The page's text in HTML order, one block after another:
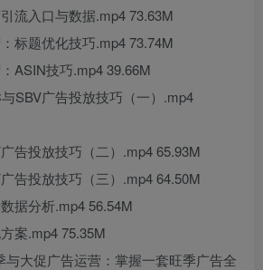
流入口与数据.mp4 73.63M
标题优化技巧.mp4 73.74M
ASIN技巧.mp4 39.66M
SBV广告投放技巧（一）.mp4
告投放技巧（二）.mp4 65.93M
告投放技巧（三）.mp4 64.50M
据分析.mp4 56.54M
案.mp4 75.35M
大促广告运营：掌握一套旺季广告全